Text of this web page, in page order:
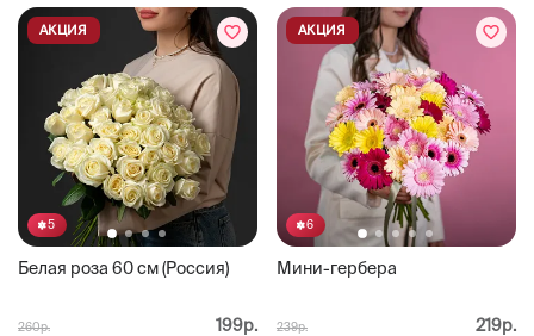
5
Белая роза 60 см (Россия)
АКЦИЯ
260р. 199р.
6
Мини-гербера
АКЦИЯ
239р. 219р.